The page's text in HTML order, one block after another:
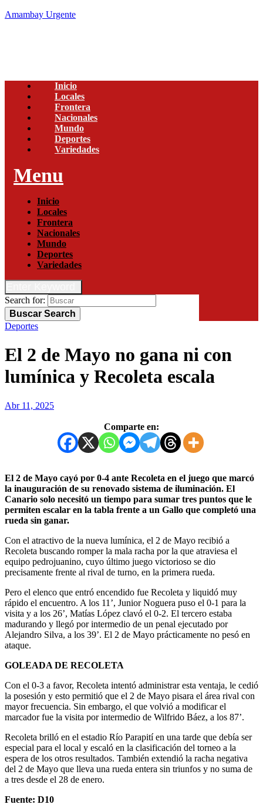
Amambay Urgente
Inicio
Locales
Frontera
Nacionales
Mundo
Deportes
Variedades
Menu
Inicio
Locales
Frontera
Nacionales
Mundo
Deportes
Variedades
Search for:
Buscar Search
Deportes
El 2 de Mayo no gana ni con
lumínica y Recoleta escala
Abr 11, 2025
Comparte en:
El 2 de Mayo cayó por 0-4 ante Recoleta en el juego que marcó
la inauguración de su renovado sistema de iluminación. El
Canario solo necesitó un tiempo para sumar tres puntos que le
permiten escalar en la tabla frente a un Gallo que completó una
rueda sin ganar.
Con el atractivo de la nueva lumínica, el 2 de Mayo recibió a
Recoleta buscando romper la mala racha por la que atraviesa el
equipo pedrojuanino, cuyo último juego victorioso se dio
precisamente frente al rival de turno, en la primera rueda.
Pero el elenco que entró encendido fue Recoleta y liquidó muy
rápido el encuentro. A los 11’, Junior Noguera puso el 0-1 para la
visita y a los 26’, Matías López clavó el 0-2. El tercero estaba
madurando y llegó por intermedio de un penal ejecutado por
Alejandro Silva, a los 39’. El 2 de Mayo prácticamente no pesó en
ataque.
GOLEADA DE RECOLETA
Con el 0-3 a favor, Recoleta intentó administrar esta ventaja, le cedió
la posesión y esto permitió que el 2 de Mayo pisara el área rival con
mayor frecuencia. Sin embargo, el que volvió a modificar el
marcador fue la visita por intermedio de Wilfrido Báez, a los 87’.
Recoleta brilló en el estadio Río Parapití en una tarde que debía ser
especial para el local y escaló en la clasificación del torneo a la
espera de los otros resultados. También extendió la racha negativa
del 2 de Mayo que lleva una rueda entera sin triunfos y no suma de
a tres desde el 28 de enero.
Fuente: D10